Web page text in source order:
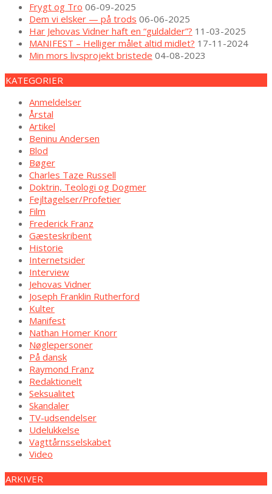
Frygt og Tro 06-09-2025
Dem vi elsker — på trods 06-06-2025
Har Jehovas Vidner haft en “guldalder”? 11-03-2025
MANIFEST – Helliger målet altid midlet? 17-11-2024
Min mors livsprojekt bristede 04-08-2023
KATEGORIER
Anmeldelser
Årstal
Artikel
Beninu Andersen
Blod
Bøger
Charles Taze Russell
Doktrin, Teologi og Dogmer
Fejltagelser/Profetier
Film
Frederick Franz
Gæsteskribent
Historie
Internetsider
Interview
Jehovas Vidner
Joseph Franklin Rutherford
Kulter
Manifest
Nathan Homer Knorr
Nøglepersoner
På dansk
Raymond Franz
Redaktionelt
Seksualitet
Skandaler
TV-udsendelser
Udelukkelse
Vagttårnsselskabet
Video
ARKIVER